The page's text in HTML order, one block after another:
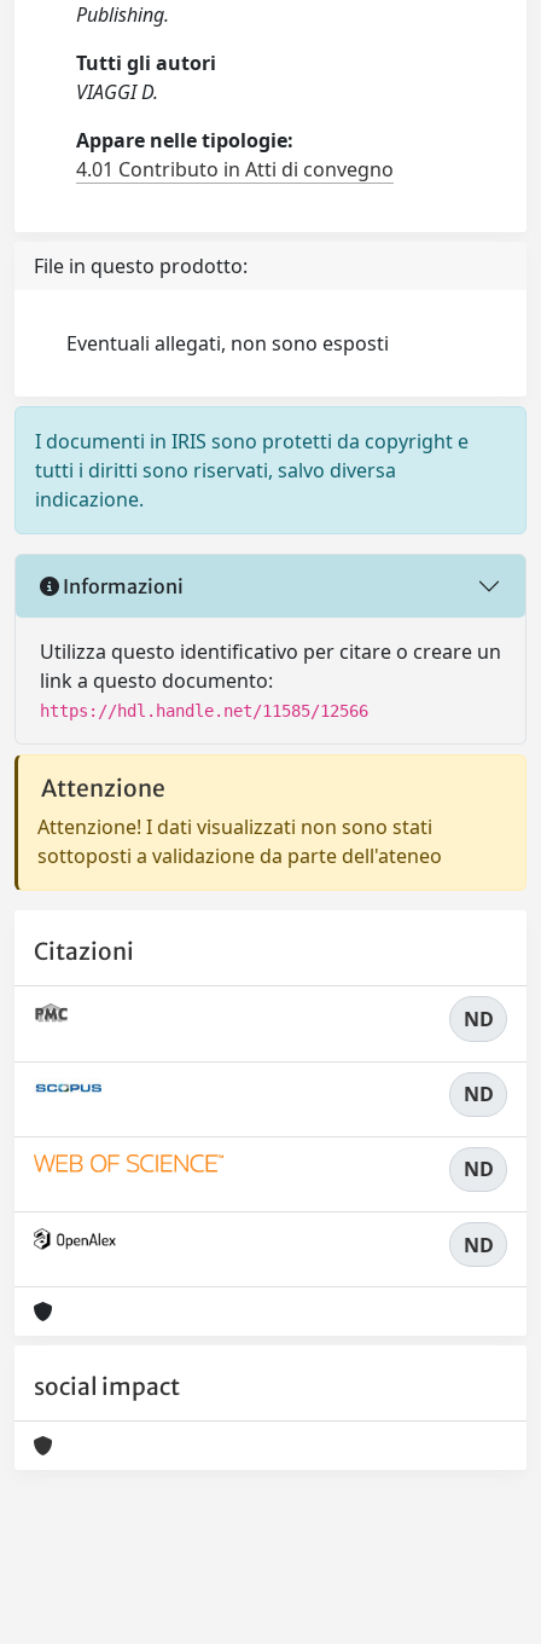
Publishing.
Tutti gli autori
VIAGGI D.
Appare nelle tipologie:
4.01 Contributo in Atti di convegno
File in questo prodotto:
Eventuali allegati, non sono esposti
I documenti in IRIS sono protetti da copyright e
tutti i diritti sono riservati, salvo diversa
indicazione.
Informazioni
Utilizza questo identificativo per citare o creare un
link a questo documento:
https://hdl.handle.net/11585/12566
Attenzione
Attenzione! I dati visualizzati non sono stati
sottoposti a validazione da parte dell'ateneo
Citazioni
ND
ND
ND
ND
social impact